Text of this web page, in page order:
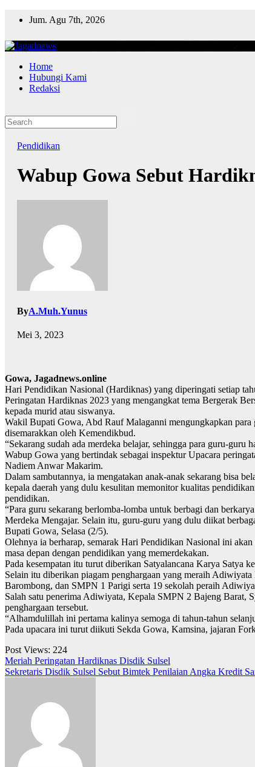
Jum. Agu 7th, 2026
Home
Hubungi Kami
Redaksi
Pendidikan
Wabup Gowa Sebut
ByA.Muh.Yunus
Mei 3, 2023
Gowa, Jagadnews.online
Hari Pendidikan Nasional (Hardiknas) yang diperingati setiap
Peringatan Hardiknas 2023 yang mengangkat tema Bergerak
kepada murid atau siswanya.
Wakil Bupati Gowa, Abd Rauf Malaganni mengungkapkan para
disemarakkan oleh Kemendikbud.
“Sekarang sudah ada merdeka belajar, sehingga para guru-
Wabup Gowa yang bertindak sebagai inspektur Upacara
Nadiem Anwar Makarim.
Dalam sambutannya, ia mengatakan anak-anak sekarang bisa
kepala daerah yang dulu kesulitan memonitor kualitas
pendidikan.
“Para guru sekarang berlomba-lomba untuk berbagi dan
Merdeka Mengajar. Selain itu, guru-guru yang dulu diikat
Bupati Gowa, Selasa (2/5).
Olehnya ia berharap, semarak Hari Pendidikan Nasional ini
masa depan dengan pendidikan yang memerdekakan.
Pada kesempatan itu turut diberikan Satyalancana Karya Satya
Selain itu diberikan piagam penghargaan yang meraih
Barombong, dan SMPN 1 Parigi serta 19 sekolah peraih
Salah satu penerima Adiwiyata, Kepala SMPN 2 Bajeng Barat,
penghargaan tersebut.
“Alhamdulillah ini pertama kalinya semoga di tahun-tahun
Pada upacara ini turut diikuti Sekda Gowa, Kamsina, jajaran
Post Views: 224
Navigasi
pos
Meriah Peringatan Hardiknas Disdik Sulsel
Sekretaris Disdik Sulsel Sebut Bimtek Penilaian Angka Kredit